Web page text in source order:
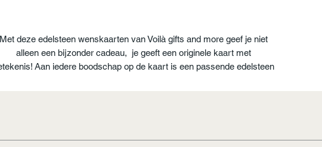
Met deze edelsteen wenskaarten van Voilà gifts and more geef je niet
alleen een bijzonder cadeau, je geeft een originele kaart met
Aan iedere boodschap op de kaart is een passende edelsteen